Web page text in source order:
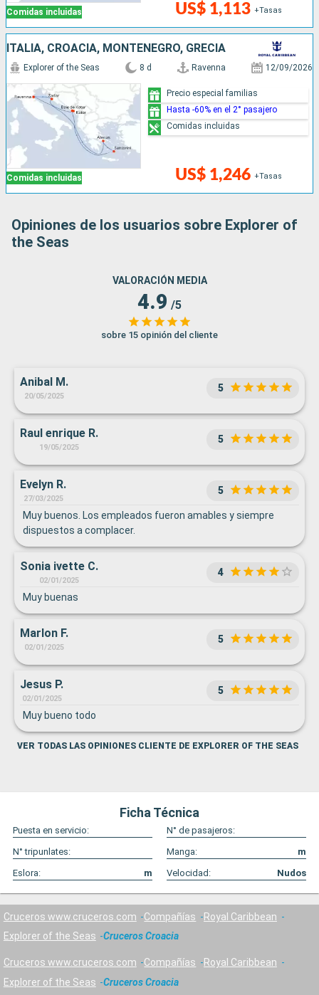
Comidas incluidas US$ 1,113 +Tasas
ITALIA, CROACIA, MONTENEGRO, GRECIA
Comidas incluidas
Explorer of the Seas 8 d Ravenna 12/09/2026
US$ 1,246 +Tasas
Precio especial familias
Hasta -60% en el 2° pasajero
Comidas incluidas
Opiniones de los usuarios sobre Explorer of
the Seas
VALORACIÓN MEDIA
4.9 /5
sobre 15 opinión del cliente
Anibal M.
20/05/2025
5
Raul enrique R.
19/05/2025
5
Evelyn R.
27/03/2025
5
Muy buenos. Los empleados fueron amables y siempre
dispuestos a complacer.
Sonia ivette C.
02/01/2025
4
Muy buenas
Marlon F.
02/01/2025
5
Jesus P.
02/01/2025
5
Muy bueno todo
VER TODAS LAS OPINIONES CLIENTE DE EXPLORER OF THE SEAS
Ficha Técnica
Puesta en servicio:
N° de pasajeros:
N° tripunlates:
Manga:
m
Eslora:
m Velocidad: Nudos
Cruceros www.cruceros.com Compañías
Royal Caribbean
Explorer of the Seas
Cruceros Croacia
Cruceros www.cruceros.com Compañías
Royal Caribbean
Explorer of the Seas
Cruceros Croacia